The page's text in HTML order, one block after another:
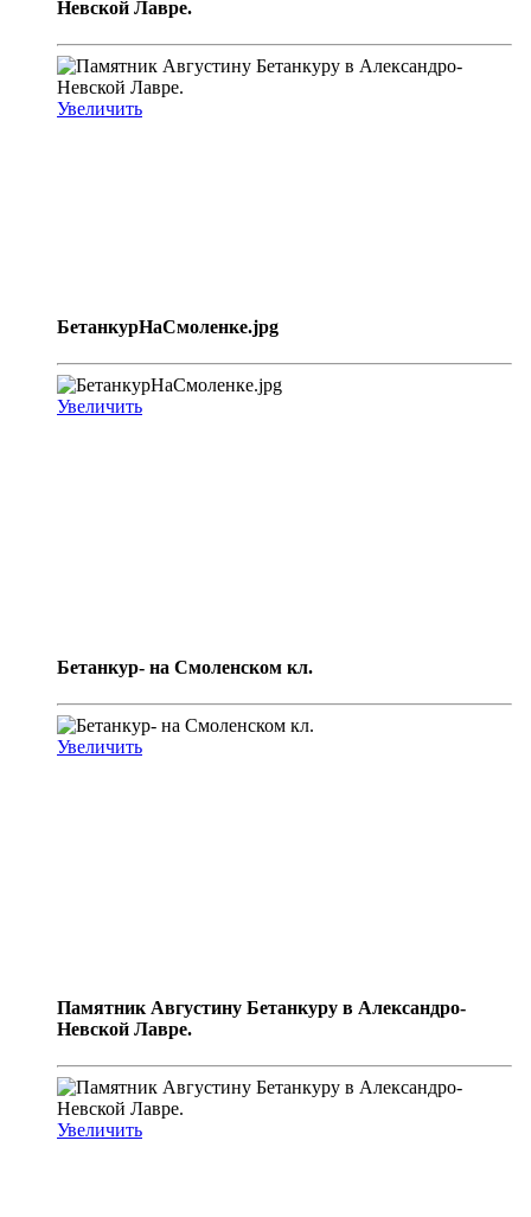
Невской Лавре.
Увеличить
БетанкурНаСмоленке.jpg
Увеличить
Бетанкур- на Смоленском кл.
Увеличить
Памятник Августину Бетанкуру в Александро-
Невской Лавре.
Увеличить